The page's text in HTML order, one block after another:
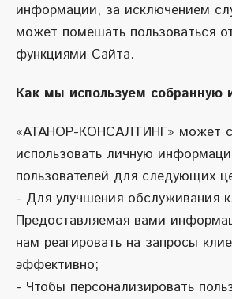
информации, за исключением
может помешать пользоваться
функциями Сайта.
Как мы используем
«АТАНОР-КОНСАЛТИНГ» может
использовать личную
пользователей для следующих
- Для улучшения обслуживания
Предоставляемая вами
нам реагировать на запросы
эффективно;
- Чтобы персонализировать